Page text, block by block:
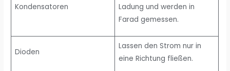
Kondensatoren
Ladung und werden in
Farad gemessen.
Dioden
Lassen den Strom nur in
eine Richtung fließen.